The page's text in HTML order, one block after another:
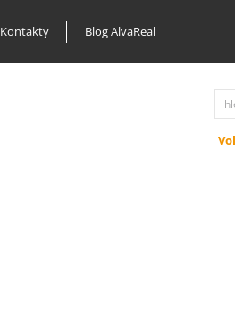
Kontakty Blog AlvaReal